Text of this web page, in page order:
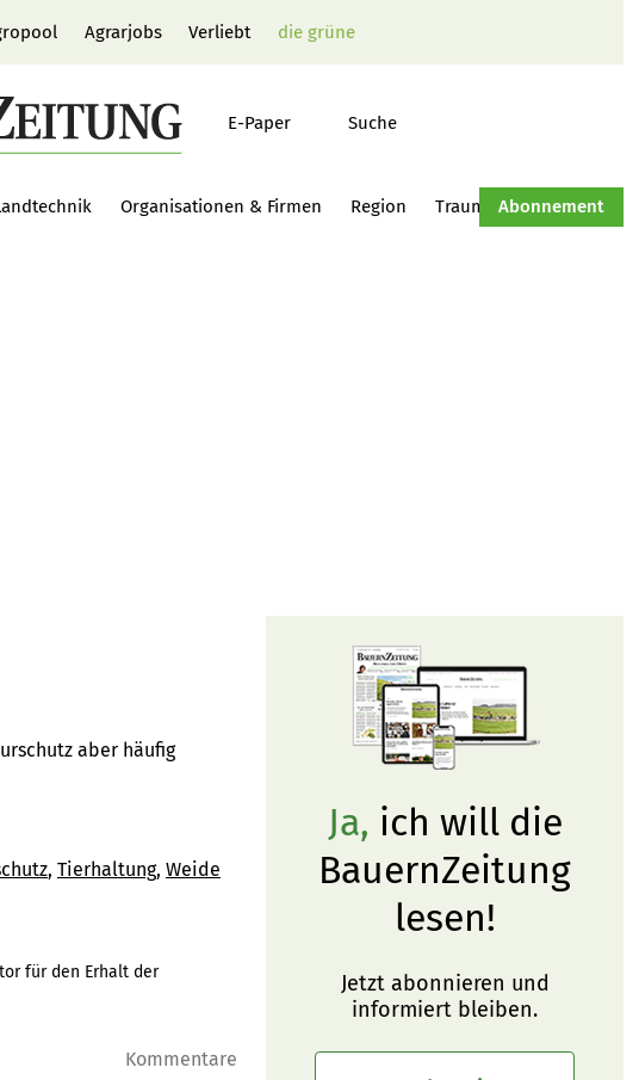
Agrarjobs Verliebt die grüne
E-Paper Suche
Organisationen & Firmen Region Traumtraktor Hof-
Abonnement
aber häufig
Tierhaltung Weide
für den Erhalt der
Kommentare
Ja, ich will die
BauernZeitung
lesen!
Jetzt abonnieren und
informiert bleiben.